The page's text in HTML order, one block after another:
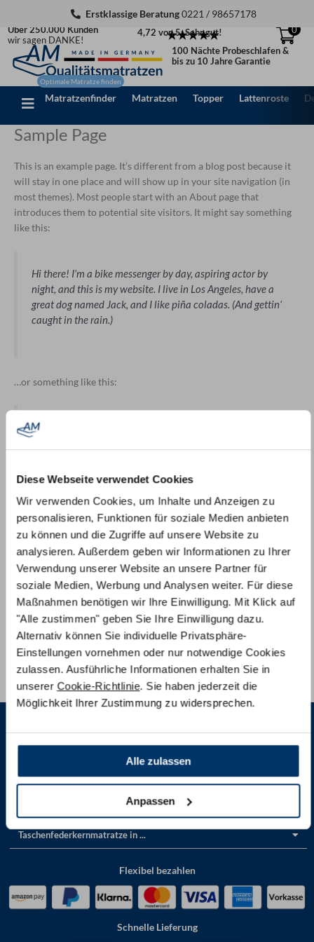
Diese Webseite verwendet Cookies
Wir verwenden Cookies, um Inhalte und Anzeigen zu
personalisieren, Funktionen für soziale Medien anbieten
zu können und die Zugriffe auf unsere Website zu
analysieren. Außerdem geben wir Informationen zu Ihrer
Verwendung unserer Website an unsere Partner für
soziale Medien, Werbung und Analysen weiter. Für diese
Maßnahmen benötigen wir Ihre Einwilligung. Mit Klick auf
"Alle zustimmen" geben Sie Ihre Einwilligung dazu.
Alternativ können Sie individuelle Privatsphäre-
Einstellungen vornehmen oder nur notwendige Cookies
zulassen. Ausführliche Informationen erhalten Sie in
unserer Cookie-Richtlinie. Sie haben jederzeit die
Möglichkeit Ihrer Zustimmung zu widersprechen.
Alle zulassen
Anpassen
springen
Erstklassige Beratung0221 / 98657178
Über 250.000 Kunden
wir sagen DANKE!
4,72 von 5: Sehr gut!
0
100 Nächte Probeschlafen &
bis zu 10 Jahre Garantie
Matratzenfinder Matratzen Topper Lattenroste
Sample Page
This is an example page. It’s different from a blog post because it
will stay in one place and will show up in your site navigation (in
most themes). Most people start with an About page that
introduces them to potential site visitors. It might say something
like this:
Hi there! I’m a bike messenger by day, aspiring actor by
night, and this is my website. I live in Los Angeles, have a
great dog named Jack, and I like piña coladas. (And gettin‘
caught in the rain.)
…or something like this:
The XYZ Doohickey Company was founded in 1971, and
people and does all kinds of awesome things for the
As a new WordPress user, you should go toyour dashboardto
delete this page and create new pages for your content. Have fun!
Wir beraten Sie gerne:
Per Telefon:0221 / 98 65 71 78
info@am-qualitaetsmatratzen.de
Vor Ort
in unseren Showrooms
Produkte
Taschenfederkernmatratze in ...
Flexibel bezahlen
Schnelle Lieferung